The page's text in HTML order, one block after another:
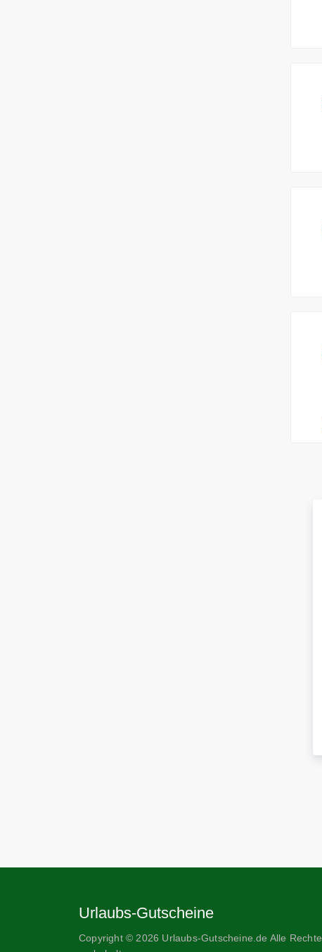
Urlaubs-Gutscheine
Copyright © 2026 Urlaubs-Gutscheine.de Alle Rechte